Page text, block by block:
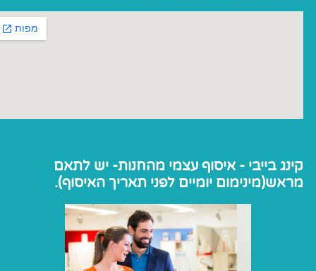
קינג בייבי - איסוף עצמי מהחנות- יש לתאם
מראש(מינימום יומיים לפני תאריך האיסוף).